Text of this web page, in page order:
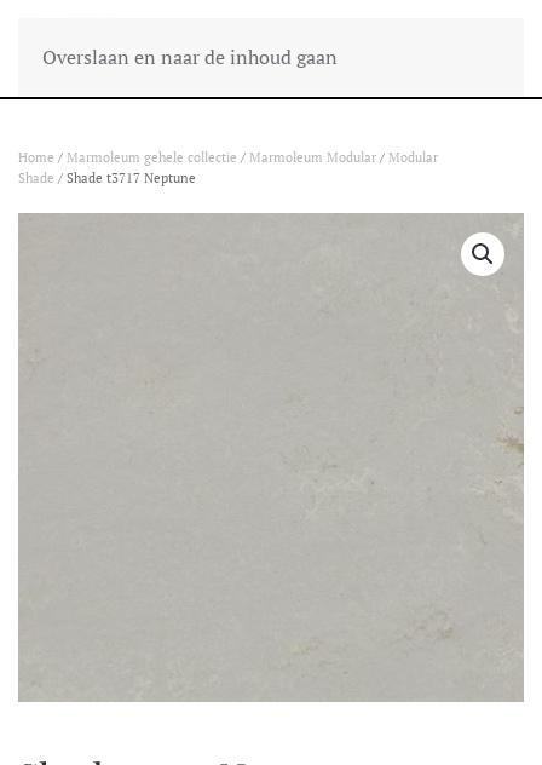
Overslaan en naar de inhoud gaan
Home / Marmoleum gehele collectie / Marmoleum Modular / Modular
Shade / Shade t3717 Neptune